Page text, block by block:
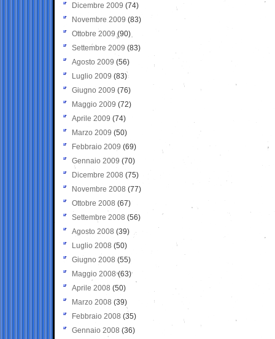
Dicembre 2009 (74)
Novembre 2009 (83)
Ottobre 2009 (90)
Settembre 2009 (83)
Agosto 2009 (56)
Luglio 2009 (83)
Giugno 2009 (76)
Maggio 2009 (72)
Aprile 2009 (74)
Marzo 2009 (50)
Febbraio 2009 (69)
Gennaio 2009 (70)
Dicembre 2008 (75)
Novembre 2008 (77)
Ottobre 2008 (67)
Settembre 2008 (56)
Agosto 2008 (39)
Luglio 2008 (50)
Giugno 2008 (55)
Maggio 2008(63)
Aprile 2008 (50)
Marzo 2008 (39)
Febbraio 2008 (35)
Gennaio 2008 (36)